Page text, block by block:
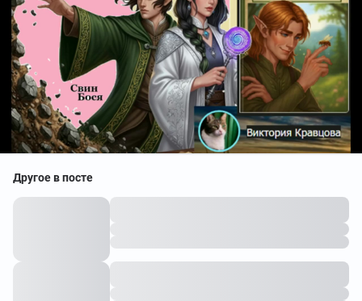
Другое в посте